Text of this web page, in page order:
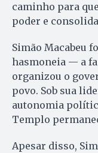
caminho para
poder e
Simão Macabeu
hasmoneia — a
organizou o
povo. Sob sua
autonomia
Templo
Apesar disso,